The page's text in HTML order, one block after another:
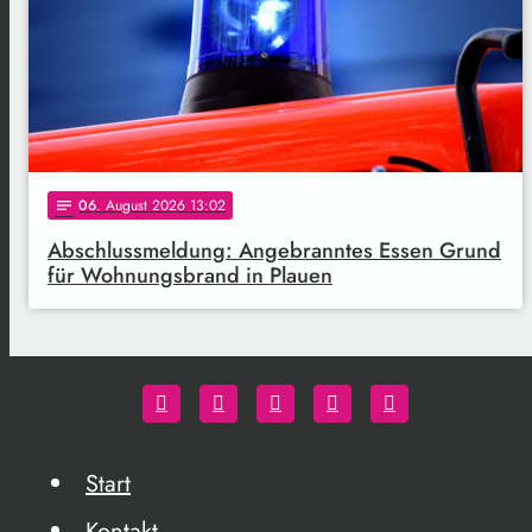
notes 06. August 2026 13:02
Abschlussmeldung: Angebranntes Essen Grund
für Wohnungsbrand in Plauen
Start